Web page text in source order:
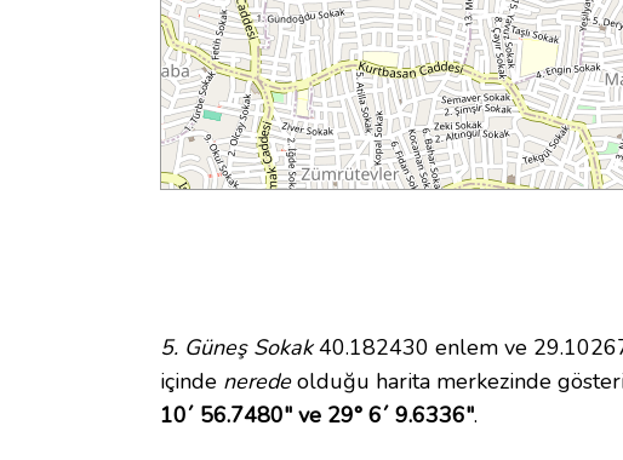
5. Güneş Sokak40.182430 enlem ve
içinde neredeolduğu harita merkezinde
10´ 56.7480" ve 29° 6´ 9.6336".